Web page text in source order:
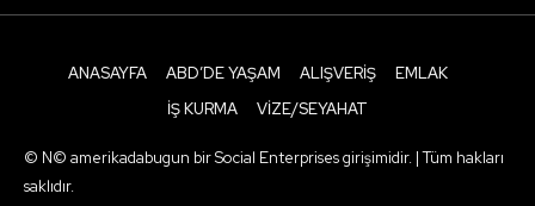
ANASAYFA ABD’DE YAŞAM ALIŞVERIŞ
EMLAK
İŞ KURMA
VIZE/SEYAHAT
© N© amerikadabugun bir Social Enterprises girişimidir. | Tüm hakları
saklıdır.